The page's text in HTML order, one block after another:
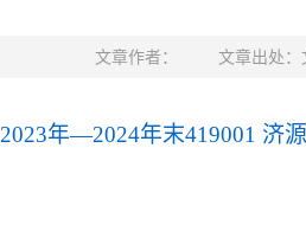
文章作者： 文章出处：
2023年—2024年末419001 济